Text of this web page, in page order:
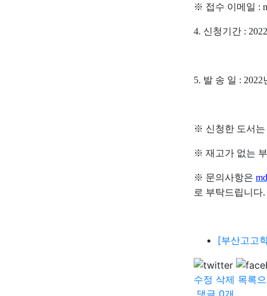
※ 접수 이메일 :
4. 신청기간 :
5. 발 송 일 : 2022
※ 신청한 도서
※ 재고가 없는
※ 문의사항은
로 부탁드립니다.
[부산고고
수정 삭제 목록
댓글 0개